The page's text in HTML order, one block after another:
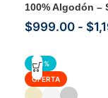
100% Algodón –
$999.00 - $
-31%
OFERTA